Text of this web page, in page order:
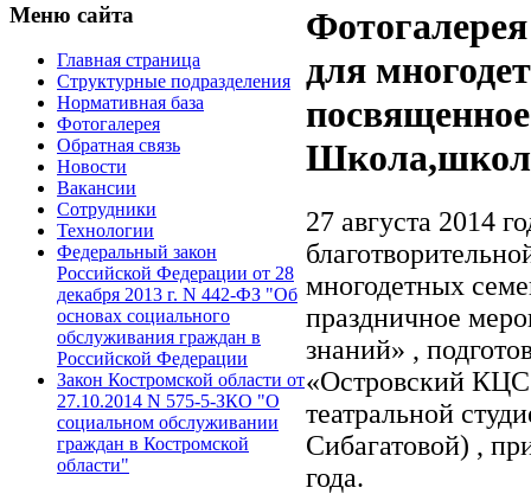
Меню сайта
Главная страница
Структурные подразделения
Нормативная база
Фотогалерея
Обратная связь
Новости
Вакансии
Сотрудники
Технологии
Федеральный закон
Российской Федерации от 28
декабря 2013 г. N 442-ФЗ "Об
основах социального
обслуживания граждан в
Российской Федерации
Закон Костромской области от
27.10.2014 N 575-5-ЗКО "О
социальном обслуживании
граждан в Костромской
области"
для
27 августа 2014
многодетных
праздничное
знаний» ,
«Островский
театральной
Сибагатовой) ,
года.